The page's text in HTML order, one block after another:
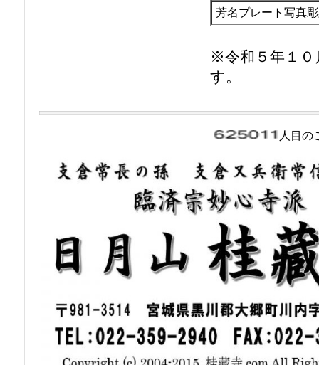
芳名プレート写真
※令和５年１０
す。
人目の